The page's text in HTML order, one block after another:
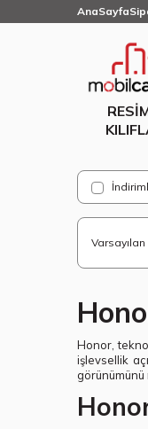
AnaSayfa
Honor,
işlevsellik